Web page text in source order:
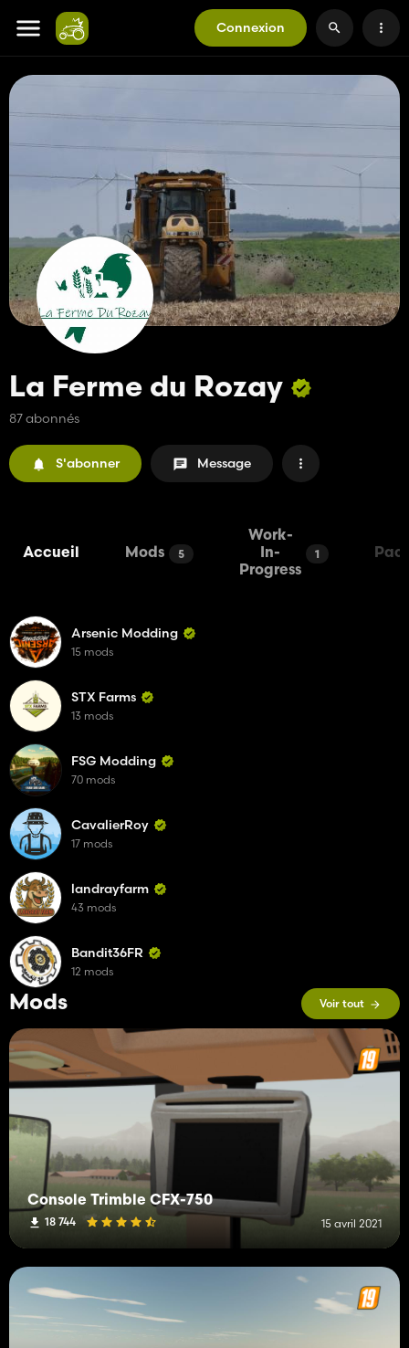
Connexion
La Ferme du Rozay
87 abonnés
S'abonner Message
Accueil Mods 5
Work-
In-
Progress
1
Mods Voir tout
Console Trimble CFX-750
18 744 15 avril 2021
Arsenic Modding
15 mods
STX Farms
13 mods
FSG Modding
70 mods
CavalierRoy
17 mods
landrayfarm
43 mods
Bandit36FR
12 mods